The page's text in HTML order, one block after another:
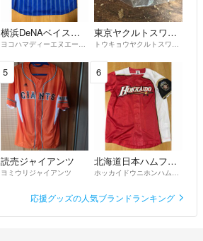
横浜DeNAベイスターズ
ヨコハマディーエヌエーベイスターズ
東京ヤクルトスワローズ
トウキョウヤクルトスワローズ
5
読売ジャイアンツ
ヨミウリジャイアンツ
6
北海道日本ハムファイターズ
応援グッズの人気ブランドランキング